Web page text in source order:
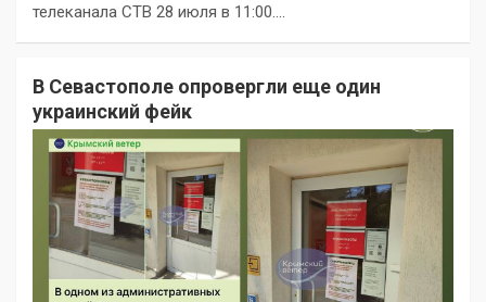
телеканала СТВ 28 июля в 11:00.…
В Севастополе опровергли еще один
украинский фейк